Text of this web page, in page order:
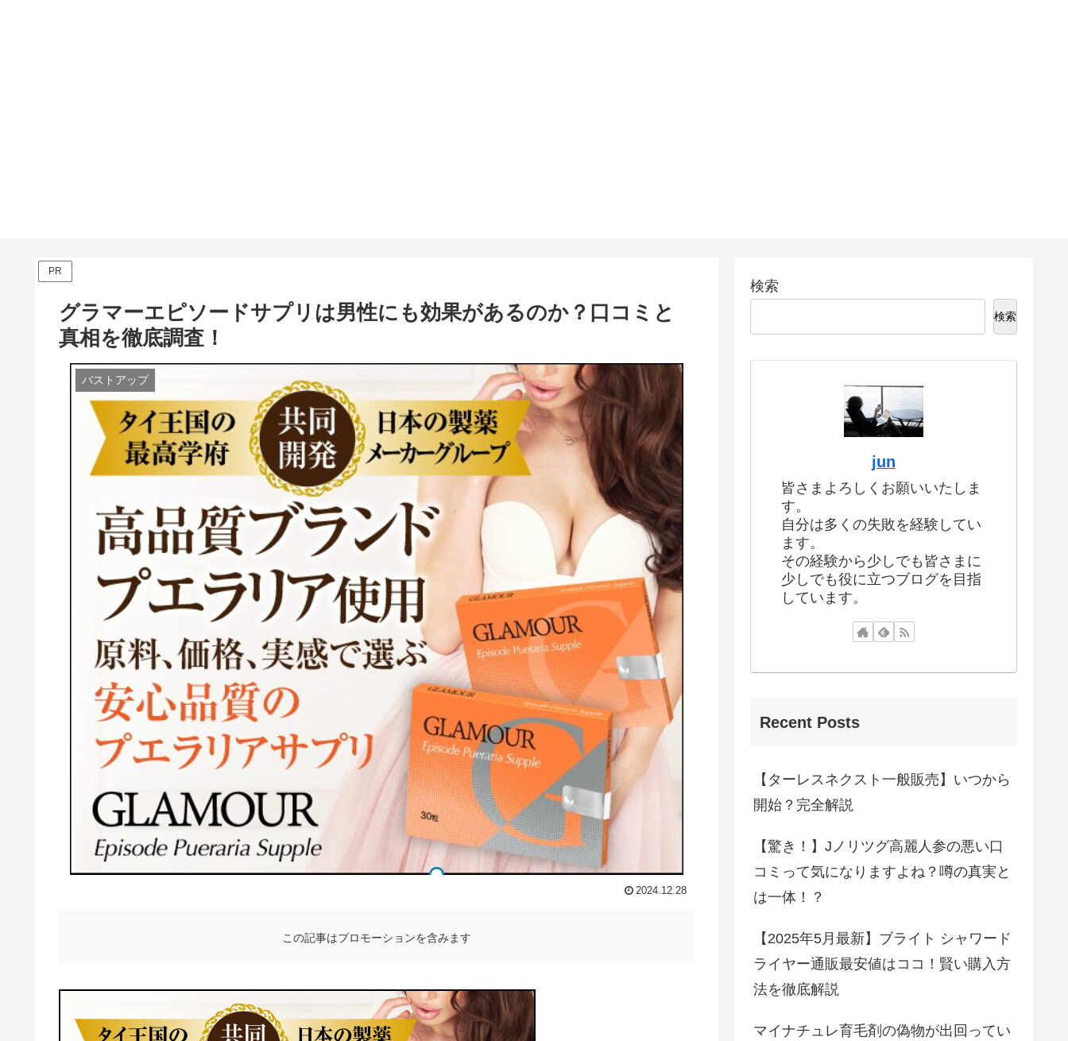
PR
グラマーエピソードサプリは男性にも効果があるのか？口コミと
真相を徹底調査！
バストアップ
2024.12.28
この記事はプロモーションを含みます
検索
検索
jun
皆さまよろしくお願いいたしま
す。
自分は多くの失敗を経験してい
ます。
その経験から少しでも皆さまに
少しでも役に立つブログを目指
しています。
Recent Posts
【ターレスネクスト一般販売】いつから
開始？完全解説
【驚き！】Jノリツグ高麗人参の悪い口
コミって気になりますよね？噂の真実と
は一体！？
【2025年5月最新】ブライト シャワード
ライヤー通販最安値はココ！賢い購入方
法を徹底解説
マイナチュレ育毛剤の偽物が出回ってい